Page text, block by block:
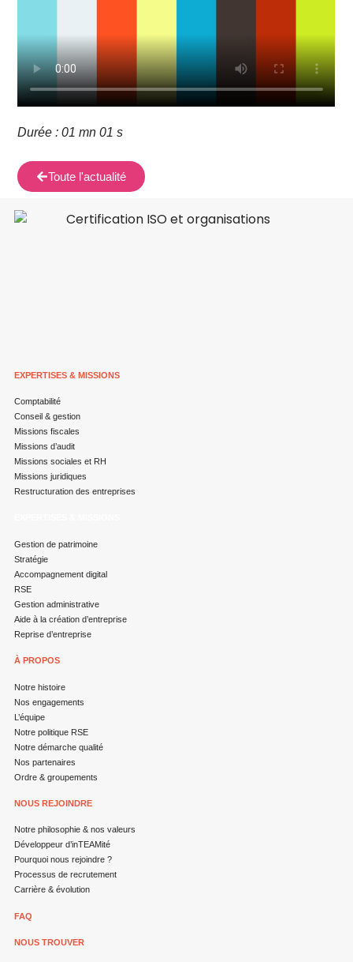
Durée : 01 mn 01 s
Toute l'actualité
EXPERTISES & MISSIONS
Comptabilité
Conseil & gestion
Missions fiscales
Missions d’audit
Missions sociales et RH
Missions juridiques
Restructuration des entreprises
Gestion de patrimoine
Stratégie
Accompagnement digital
RSE
Gestion administrative
Aide à la création d’entreprise
Reprise d’entreprise
À PROPOS
Notre histoire
Nos engagements
L’équipe
Notre politique RSE
Notre démarche qualité
Nos partenaires
Ordre & groupements
NOUS REJOINDRE
Notre philosophie & nos valeurs
Développeur d’inTEAMité
Pourquoi nous rejoindre ?
Processus de recrutement
Carrière & évolution
FAQ
NOUS TROUVER